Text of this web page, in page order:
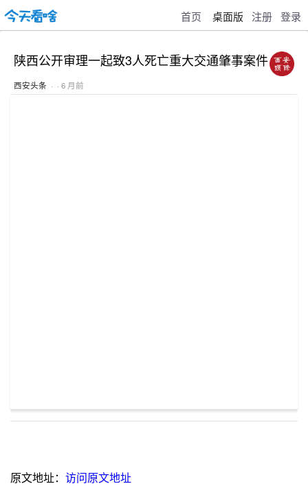
首页 桌面版 注册 登录
陕西公开审理一起致3人死亡重大交通肇事案件
西安头条 · · 6 月前
原文地址： 访问原文地址